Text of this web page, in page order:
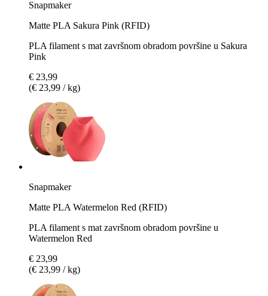
Snapmaker
Matte PLA Sakura Pink (RFID)
PLA filament s mat završnom obradom površine u Sakura
Pink
€ 23,99
(€ 23,99 / kg)
Snapmaker
Matte PLA Watermelon Red (RFID)
PLA filament s mat završnom obradom površine u
Watermelon Red
€ 23,99
(€ 23,99 / kg)